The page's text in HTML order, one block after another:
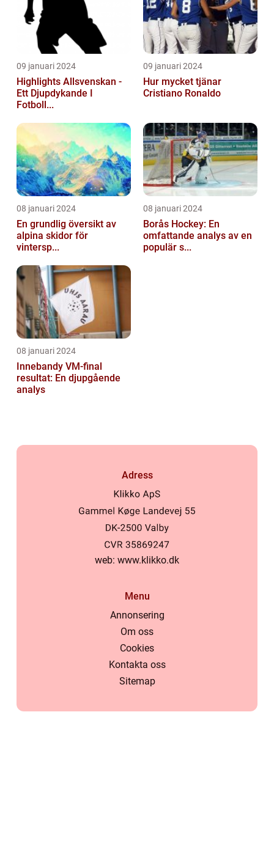
09 januari 2024
Highlights Allsvenskan -
Ett Djupdykande I
Fotboll...
09 januari 2024
Hur mycket tjänar
Cristiano Ronaldo
08 januari 2024
En grundlig översikt av
alpina skidor för
vintersp...
08 januari 2024
Borås Hockey: En
omfattande analys av en
populär s...
08 januari 2024
Innebandy VM-final
resultat: En djupgående
analys
Adress
web: www.klikko.dk
Menu
Annonsering
Om oss
Cookies
Kontakta oss
Sitemap